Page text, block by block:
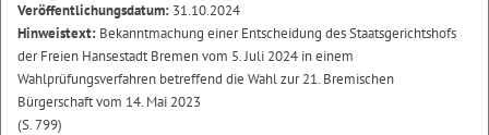
Veröffentlichungsdatum: 31.10.2024
Hinweistext: Bekanntmachung einer Entscheidung des Staatsgerichtshofs
der Freien Hansestadt Bremen vom 5. Juli 2024 in einem
Wahlprüfungsverfahren betreffend die Wahl zur 21. Bremischen
Bürgerschaft vom 14. Mai 2023
(S. 799)